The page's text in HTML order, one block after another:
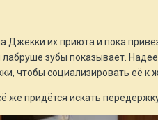
Джекки их приюта и пока
зубы показывает.
социализировать её к
придётся искать